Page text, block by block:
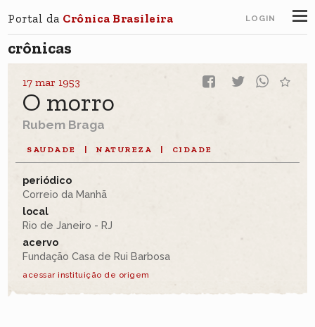
Portal da Crônica Brasileira LOGIN
crônicas
17 mar 1953
O morro
Rubem Braga
SAUDADE NATUREZA CIDADE
periódico
Correio da Manhã
local
Rio de Janeiro - RJ
acervo
Fundação Casa de Rui Barbosa
acessar instituição de origem